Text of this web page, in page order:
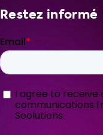
Restez informé